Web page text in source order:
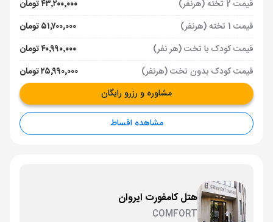
قیمت 2 تخته (هرنفر)
۴۳٬۲۰۰٬۰۰۰ تومان
قیمت 1 تخته (هرنفر)
۵۱٬۷۰۰٬۰۰۰ تومان
قیمت کودک با تخت (هر نفر)
۴۰٬۹۹۰٬۰۰۰ تومان
قیمت کودک بدون تخت (هرنفر)
۲۵٬۹۹۰٬۰۰۰ تومان
مشاوره و رزرو رایگان
مشاهده اقساط
هتل کامفورت ایروان
COMFORT